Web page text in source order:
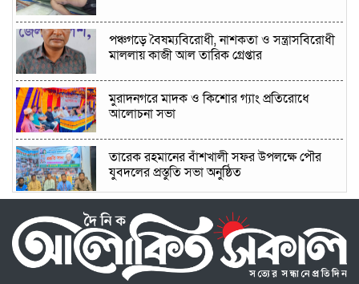
পঞ্চগড়ে বৈষম্যবিরোধী, নাশকতা ও সন্ত্রাসবিরোধী
মাললায় কাজী আল তারিক গ্রেপ্তার
মুরাদনগরে মাদক ও কিশোর গ্যাং প্রতিরোধে
আলোচনা সভা
তারেক রহমানের বাঁশখালী সফর উপলক্ষে পৌর
যুবদলের প্রস্তুতি সভা অনুষ্ঠিত
সাতছড়ি ও রামগঙ্গায় পর্যটকদের অনিয়ন্ত্রিত বর্জ্য
নিক্ষেপ: হুমকির মুখে প্রাকৃতিক পরিবেশ
ফুলবাড়ীয়া এনসিপির আহ্বায়ক মনজুরুল হক,